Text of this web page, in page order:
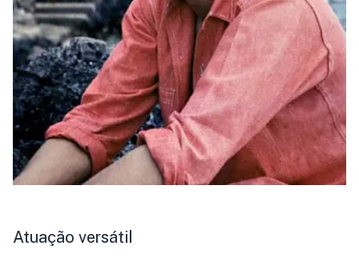
Atuação versátil